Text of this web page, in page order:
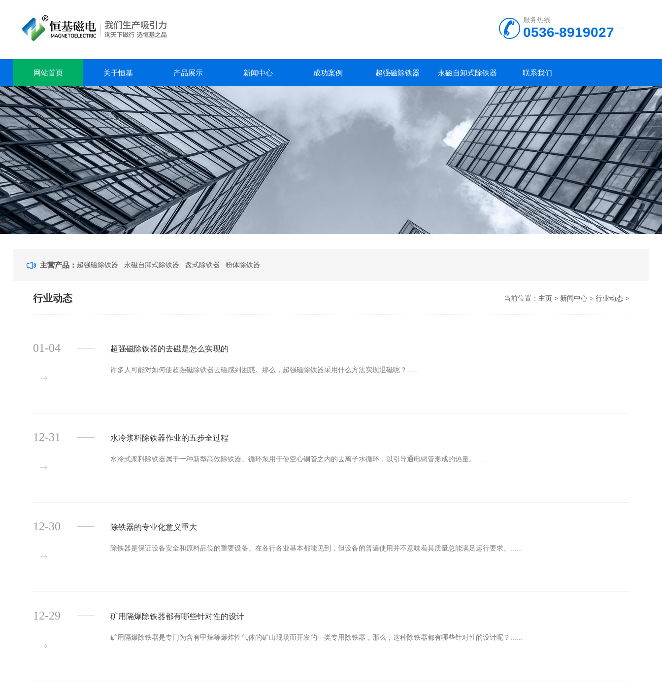
服务热线
0536-8919027
网站首页 关于恒基 产品展示 新闻中心 成功案例 超强磁除铁器 永磁自卸式除铁器 联系我们
主营产品： 超强磁除铁器 永磁自卸式除铁器 盘式除铁器 粉体除铁器
行业动态 当前位置： 主页> 新闻中心> 行业动态>
超强磁除铁器的去磁是怎么实现的
许多人可能对如何使超强磁除铁器去磁感到困惑。那么，超强磁除铁器采用什么方法实现退磁呢？......
01-04
水冷浆料除铁器作业的五步全过程
水冷式浆料除铁器属于一种新型高效除铁器。循环泵用于使空心铜管之内的去离子水循环，以引导通电铜管形成的热量。......
12-31
除铁器的专业化意义重大
除铁器是保证设备安全和原料品位的重要设备。在各行各业基本都能见到，但设备的普遍使用并不意味着其质量总能满足运行要求。......
12-30
矿用隔爆除铁器都有哪些针对性的设计
矿用隔爆除铁器是专门为含有甲烷等爆炸性气体的矿山现场而开发的一类专用除铁器，那么，这种除铁器都有哪些针对性的设计呢？......
12-29